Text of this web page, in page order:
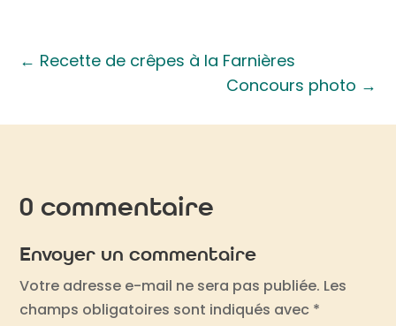
← Recette de crêpes à la Farnières
Concours photo →
0 commentaire
Envoyer un commentaire
Votre adresse e-mail ne sera pas publiée. Les
champs obligatoires sont indiqués avec *